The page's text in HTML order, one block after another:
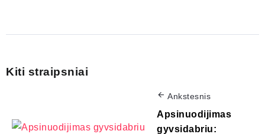
Kiti straipsniai
Ankstesnis
Apsinuodijimas
gyvsidabriu: